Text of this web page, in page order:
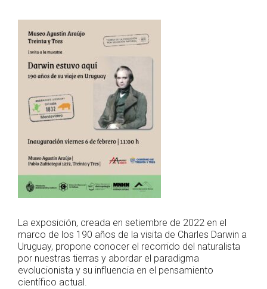
La exposición, creada en setiembre de 2022 en el
marco de los 190 años de la visita de Charles Darwin a
Uruguay, propone conocer el recorrido del naturalista
por nuestras tierras y abordar el paradigma
evolucionista y su influencia en el pensamiento
científico actual.